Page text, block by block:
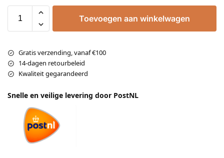
Toevoegen aan winkelwagen
Gratis verzending, vanaf €100
14-dagen retourbeleid
Kwaliteit gegarandeerd
Snelle en veilige levering door PostNL